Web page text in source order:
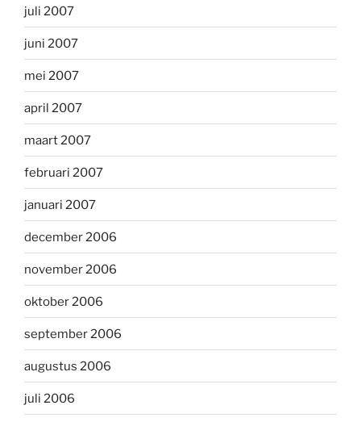
juli 2007
juni 2007
mei 2007
april 2007
maart 2007
februari 2007
januari 2007
december 2006
november 2006
oktober 2006
september 2006
augustus 2006
juli 2006